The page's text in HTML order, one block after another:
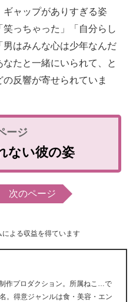
ャップがありすぎる姿
っちゃった」「自分らし
男はみんな心は少年なんだ
たと一緒にいられて、と
反響が寄せられていま
ない彼の姿
次のページ
よる収益を得ています
作プロダクション。所属ねこ…で
。得意ジャンルは食・美容・エン